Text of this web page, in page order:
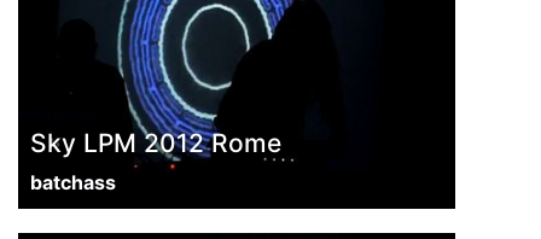
Sky LPM 2012 Rome
batchass